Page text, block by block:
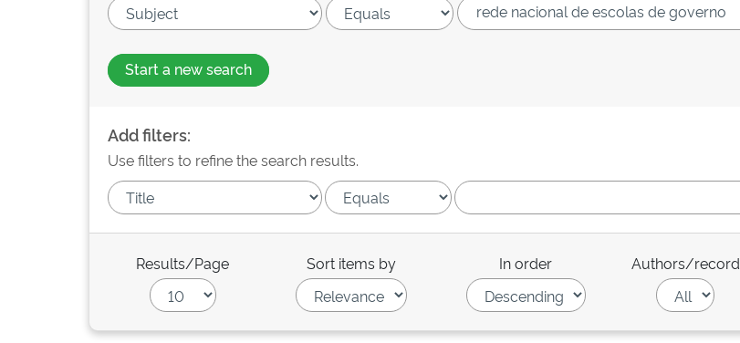
Start a new search
Add filters:
Use filters to refine the search results.
Results/Page Sort items by In order Authors/record